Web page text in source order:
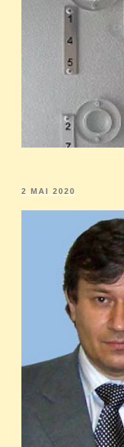
2 MAI 2020